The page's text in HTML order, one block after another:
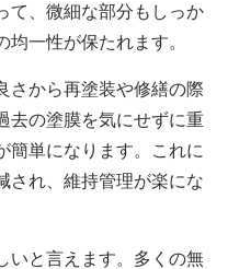
て、微細な部分もしっか
一性が保たれます。
さから再塗装や修繕の際
去の塗膜を気にせずに重
簡単になります。これに
され、維持管理が楽にな
いと言えます。多くの無